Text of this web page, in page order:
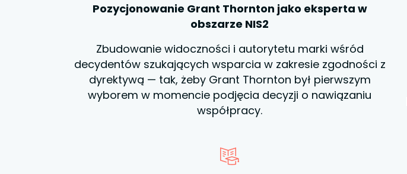
Pozycjonowanie Grant Thornton jako eksperta w
obszarze NIS2
Zbudowanie widoczności i autorytetu marki wśród
decydentów szukających wsparcia w zakresie zgodności z
dyrektywą — tak, żeby Grant Thornton był pierwszym
wyborem w momencie podjęcia decyzji o nawiązaniu
współpracy.